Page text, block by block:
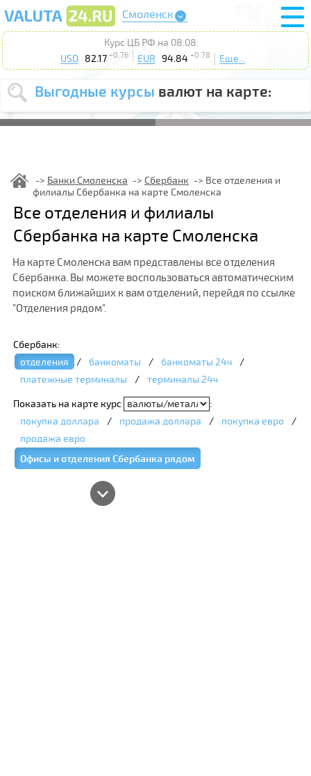
Смоленск
Курс ЦБ РФ на 08.08:
USD
82.17 +0.76 EUR 94.84 +0.78 Еще...
Выгодные курсы валют на карте:
Выберите
USD EUR
курс от
Выберите
действие: Продать
Поиск
Банки Смоленска Сбербанк
Все отделения и
филиалы Сбербанка на карте Смоленска
Все отделения и филиалы
Сбербанка на карте Смоленска
На карте Смоленска вам представлены все отделения
Сбербанка. Вы можете воспользоваться автоматическим
поиском ближайших к вам отделений, перейдя по ссылке
"Отделения рядом".
Сбербанк:
отделения
/ банкоматы / банкоматы 24ч
/
платежные терминалы
/ терминалы 24ч
Показать на карте курс
:
покупка доллара
/ продажа доллара / покупка евро
/
продажа евро
Офисы и отделения Сбербанка рядом